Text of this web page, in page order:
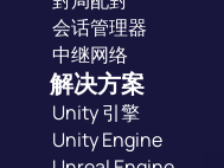
会话管理器
中继网络
解决方案
Unity 引擎
Unity Engine